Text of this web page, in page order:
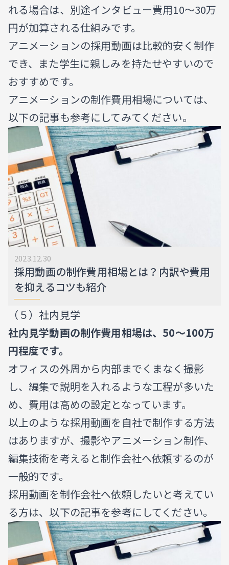
れる場合は、別途インタビュー費用10〜30万
円が加算される仕組みです。
アニメーションの採用動画は比較的安く制作
でき、また学生に親しみを持たせやすいので
おすすめです。
アニメーションの制作費用相場については、
以下の記事も参考にしてみてください。
2023.12.30
採用動画の制作費用相場とは？内訳や費用
を抑えるコツも紹介
（５）社内見学
社内見学動画の制作費用相場は、50〜100万
円程度です。
オフィスの外周から内部までくまなく撮影
し、編集で説明を入れるような工程が多いた
め、費用は高めの設定となっています。
以上のような採用動画を自社で制作する方法
はありますが、撮影やアニメーション制作、
編集技術を考えると制作会社へ依頼するのが
一般的です。
採用動画を制作会社へ依頼したいと考えてい
る方は、以下の記事を参考にしてください。